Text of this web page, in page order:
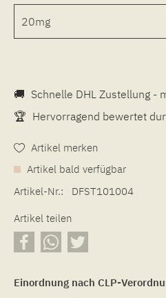
🚚 Schnelle DHL Zustellung -
🏆 Hervorragend bewertet
Artikel merken
Artikel bald verfügbar
Artikel-Nr.:
DFST101004
Artikel teilen
Einordnung nach CLP-